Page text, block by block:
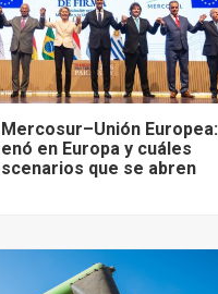
Europea:
en Europa y cuáles
que se abren